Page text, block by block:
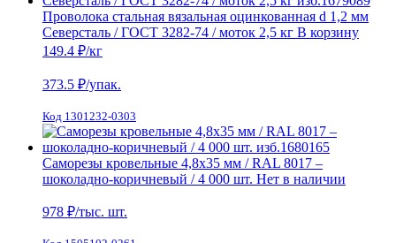
Проволока стальная вязальная оцинкованная d 1,2 мм
Северсталь / ГОСТ 3282-74 / моток 2,5 кг В корзину
149.4 ₽/кг
373.5 ₽/упак.
Код 1301232-0303
Саморезы кровельные 4,8х35 мм / RAL 8017 –
шоколадно-коричневый / 4 000 шт. Нет в наличии
978 ₽/тыс. шт.